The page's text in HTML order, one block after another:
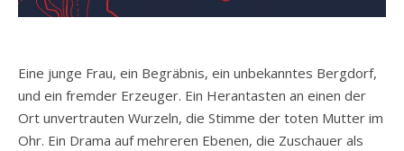
Eine junge Frau, ein Begräbnis, ein unbekanntes Bergdorf,
und ein fremder Erzeuger. Ein Herantasten an einen der
Ort unvertrauten Wurzeln, die Stimme der toten Mutter im
Ohr. Ein Drama auf mehreren Ebenen, die Zuschauer als